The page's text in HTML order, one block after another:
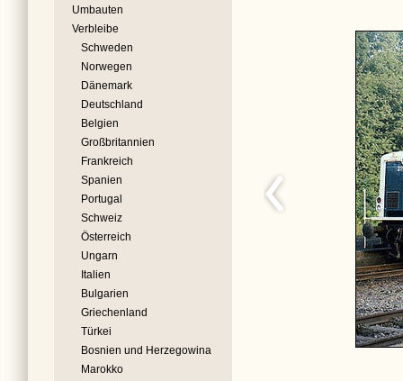
Umbauten
Verbleibe
Schweden
Norwegen
Dänemark
Deutschland
Belgien
Großbritannien
Frankreich
Spanien
Portugal
Schweiz
Österreich
Ungarn
Italien
Bulgarien
Griechenland
Türkei
Bosnien und Herzegowina
Marokko